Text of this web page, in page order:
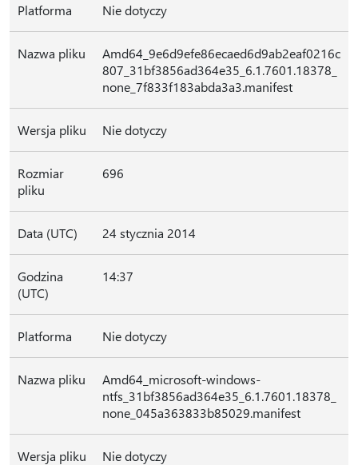
Platforma Nie dotyczy
Nazwa pliku
Amd64_9e6d9efe86ecaed6d9ab2eaf0216c
807_31bf3856ad364e35_6.1.7601.18378_
none_7f833f183abda3a3.manifest
Wersja pliku Nie dotyczy
Rozmiar
pliku
696
Data (UTC) 24 stycznia 2014
Godzina
(UTC)
14:37
Platforma Nie dotyczy
Nazwa pliku
Amd64_microsoft-windows-
ntfs_31bf3856ad364e35_6.1.7601.18378_
none_045a363833b85029.manifest
Wersja pliku Nie dotyczy